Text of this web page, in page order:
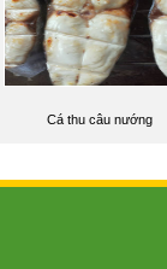
Cá thu câu nướng